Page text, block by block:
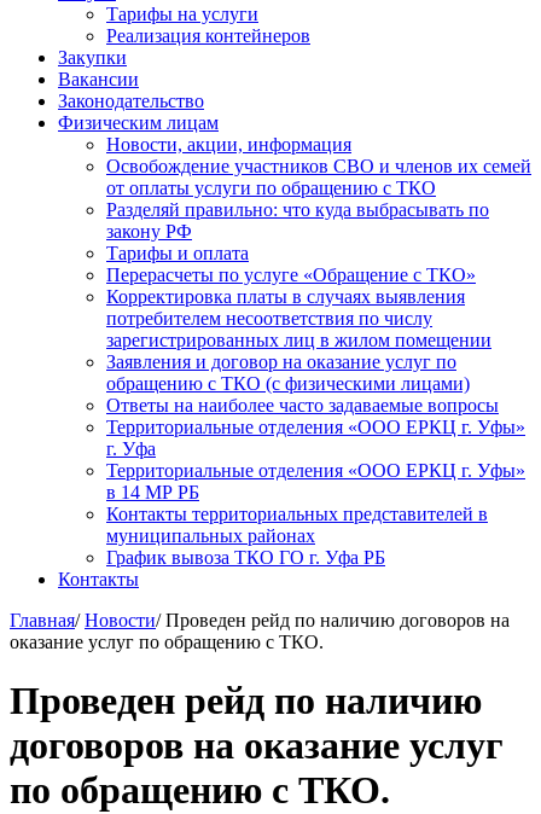
Тарифы на услуги
Реализация контейнеров
Закупки
Вакансии
Законодательство
Физическим лицам
Новости, акции, информация
Освобождение участников СВО и членов их семей
от оплаты услуги по обращению с ТКО
Разделяй правильно: что куда выбрасывать по
закону РФ
Тарифы и оплата
Перерасчеты по услуге «Обращение с ТКО»
Корректировка платы в случаях выявления
потребителем несоответствия по числу
зарегистрированных лиц в жилом помещении
Заявления и договор на оказание услуг по
обращению с ТКО (с физическими лицами)
Ответы на наиболее часто задаваемые вопросы
Территориальные отделения «ООО ЕРКЦ г. Уфы»
г. Уфа
Территориальные отделения «ООО ЕРКЦ г. Уфы»
в 14 МР РБ
Контакты территориальных представителей в
муниципальных районах
График вывоза ТКО ГО г. Уфа РБ
Контакты
Главная/ Новости/ Проведен рейд по наличию договоров на
оказание услуг по обращению с ТКО.
Проведен рейд по наличию
договоров на оказание услуг
по обращению с ТКО.